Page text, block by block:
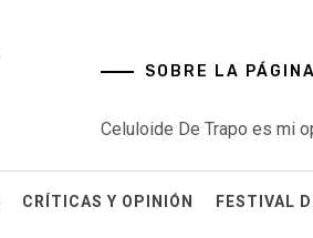
SOBRE LA PÁGINA
Celuloide De Trapo es mi
CRÍTICAS Y OPINIÓN FESTIVAL